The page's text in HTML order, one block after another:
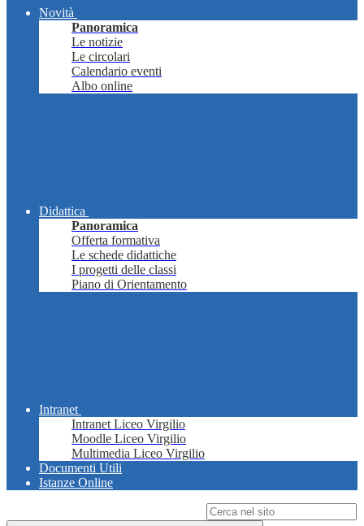
Novità
Panoramica
Le notizie
Le circolari
Calendario eventi
Albo online
Didattica
Panoramica
Offerta formativa
Le schede didattiche
I progetti delle classi
Piano di Orientamento
Intranet
Intranet Liceo Virgilio
Moodle Liceo Virgilio
Multimedia Liceo Virgilio
Documenti Utili
Istanze Online